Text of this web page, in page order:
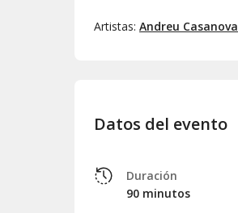
Artistas: Andreu Casanova
Datos del evento
Duración
90 minutos